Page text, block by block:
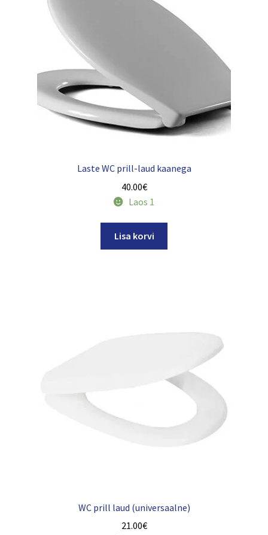
Laste WC prill-laud kaanega
40.00€
Laos 1
Lisa korvi
WC prill laud (universaalne)
21.00€